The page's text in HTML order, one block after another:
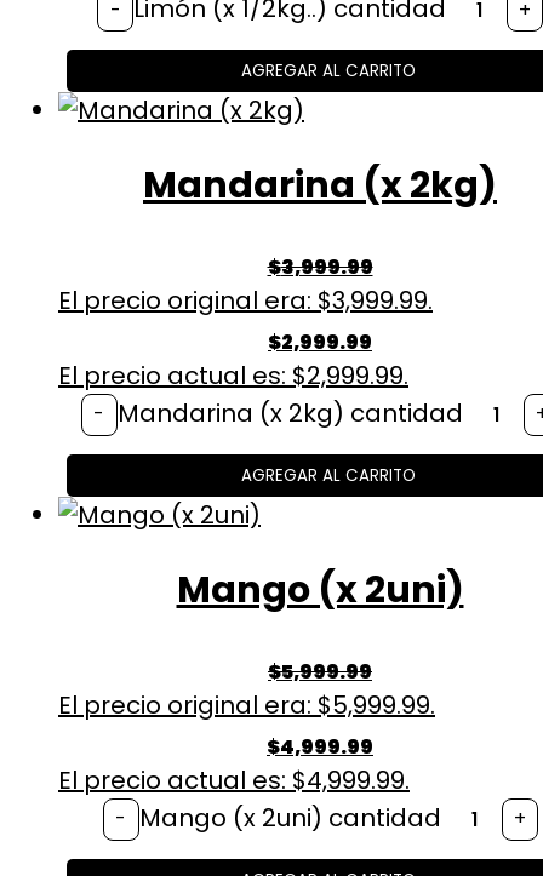
- Limón (x 1/2kg..) cantidad +
AGREGAR AL CARRITO
Mandarina (x 2kg)
$3,999.99
El precio original era: $3,999.99.
$2,999.99
El precio actual es: $2,999.99.
- Mandarina (x 2kg) cantidad
AGREGAR AL CARRITO
Mango (x 2uni)
$5,999.99
El precio original era: $5,999.99.
$4,999.99
El precio actual es: $4,999.99.
- Mango (x 2uni) cantidad +